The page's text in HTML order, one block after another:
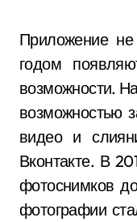
Приложение
годом
возможности.
возможностью
видео и
Вконтакте. В
фотоснимков
фотографии